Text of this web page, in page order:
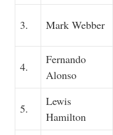
3. Mark Webber
4.
Fernando
Alonso
5.
Lewis
Hamilton